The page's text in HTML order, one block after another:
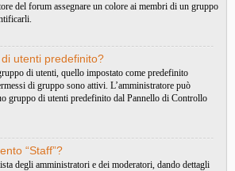
del forum assegnare un colore ai membri di un gruppo
utenti predefinito?
di utenti, quello impostato come predefinito
di gruppo sono attivi. L’amministratore può
gruppo di utenti predefinito dal Pannello di Controllo
“Staff”?
degli amministratori e dei moderatori, dando dettagli